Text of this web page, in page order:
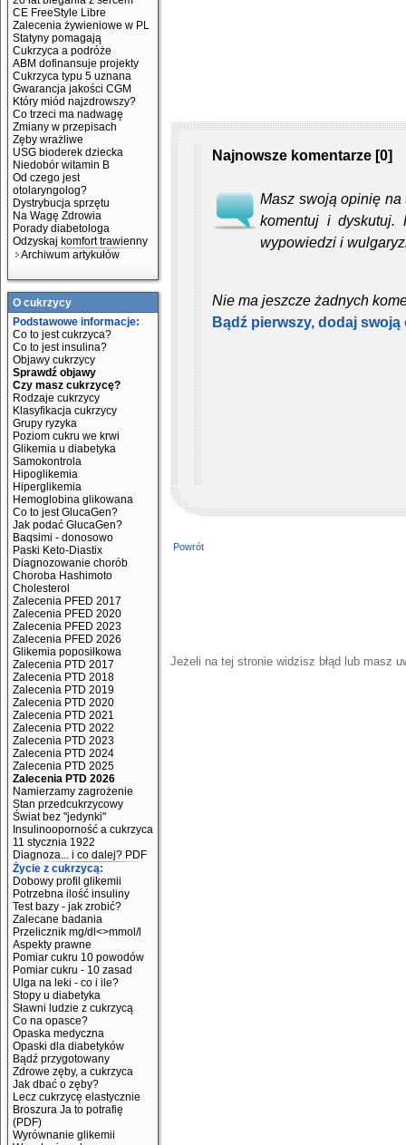
CE FreeStyle Libre
Zalecenia żywieniowe w PL
Statyny pomagają
Cukrzyca a podróże
ABM dofinansuje projekty
Cukrzyca typu 5 uznana
Gwarancja jakości CGM
Który miód najzdrowszy?
Co trzeci ma nadwagę
Zmiany w przepisach
Zęby wrażliwe
USG bioderek dziecka
Niedobór witamin B
Od czego jest
otolaryngolog?
Dystrybucja sprzętu
Na Wagę Zdrowia
Porady diabetologa
Odzyskaj komfort trawienny
Archiwum artykułów
O cukrzycy
Podstawowe informacje:
Co to jest cukrzyca?
Co to jest insulina?
Objawy cukrzycy
Sprawdź objawy
Czy masz cukrzycę?
Rodzaje cukrzycy
Klasyfikacja cukrzycy
Grupy ryzyka
Poziom cukru we krwi
Glikemia u diabetyka
Samokontrola
Hipoglikemia
Hiperglikemia
Hemoglobina glikowana
Co to jest GlucaGen?
Jak podać GlucaGen?
Baqsimi - donosowo
Paski Keto-Diastix
Diagnozowanie chorób
Choroba Hashimoto
Cholesterol
Zalecenia PFED 2017
Zalecenia PFED 2020
Zalecenia PFED 2023
Zalecenia PFED 2026
Glikemia poposiłkowa
Zalecenia PTD 2017
Zalecenia PTD 2018
Zalecenia PTD 2019
Zalecenia PTD 2020
Zalecenia PTD 2021
Zalecenia PTD 2022
Zalecenia PTD 2023
Zalecenia PTD 2024
Zalecenia PTD 2025
Zalecenia PTD 2026
Namierzamy zagrożenie
Stan przedcukrzycowy
Świat bez "jedynki"
Insulinooporność a cukrzyca
11 stycznia 1922
Diagnoza... i co dalej? PDF
Życie z cukrzycą:
Dobowy profil glikemii
Potrzebna ilość insuliny
Test bazy - jak zrobić?
Zalecane badania
Przelicznik mg/dl<>mmol/l
Aspekty prawne
Pomiar cukru 10 powodów
Pomiar cukru - 10 zasad
Ulga na leki - co i ile?
Stopy u diabetyka
Sławni ludzie z cukrzycą
Co na opasce?
Opaska medyczna
Opaski dla diabetyków
Bądź przygotowany
Zdrowe zęby, a cukrzyca
Jak dbać o zęby?
Lecz cukrzycę elastycznie
Broszura Ja to potrafię
(PDF)
Wyrównanie glikemii
Najnowsze komentarze [0]
Masz swoją opinię na
komentuj i dyskutuj.
wypowiedzi i
Nie ma jeszcze żadnych
Bądź pierwszy, dodaj swoją
Powrót
Jeżeli na tej stronie widzisz błąd lub masz